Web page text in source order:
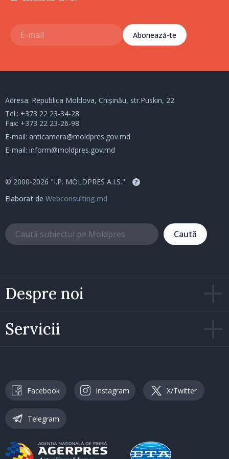
Abonează-te
Despre noi
Servicii
Adresa: Republica Moldova, Chișinău, str.Puskin, 22
Tel.: +373 22 23-34-28
Fax: +373 22 23-26-98
E-mail: anticamera@moldpres.gov.md
E-mail: inform@moldpres.gov.md
© 2000-2026 "I.P. MOLDPRES A.I.S." ?
Elaborat de Webconsulting.md
Caută
Facebook Instagram X/Twitter
Telegram